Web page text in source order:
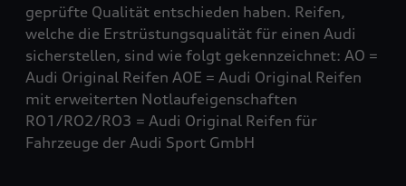
geprüfte Qualität entschieden haben. Reifen,
welche die Erstrüstungsqualität für einen Audi
sicherstellen, sind wie folgt gekennzeichnet: AO =
Audi Original Reifen AOE = Audi Original Reifen
mit erweiterten Notlaufeigenschaften
RO1/RO2/RO3 = Audi Original Reifen für
Fahrzeuge der Audi Sport GmbH